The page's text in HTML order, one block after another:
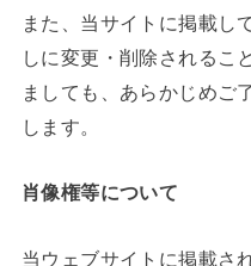
また、当サイトに掲載し
しに変更・削除されるこ
ましても、あらかじめご
します。
肖像権等について
当ウェブサイトに掲載さ